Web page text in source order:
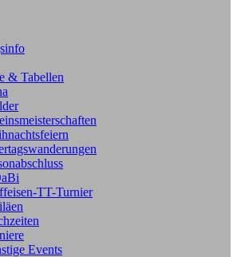
& Tabellen
TT-Turnier
Events